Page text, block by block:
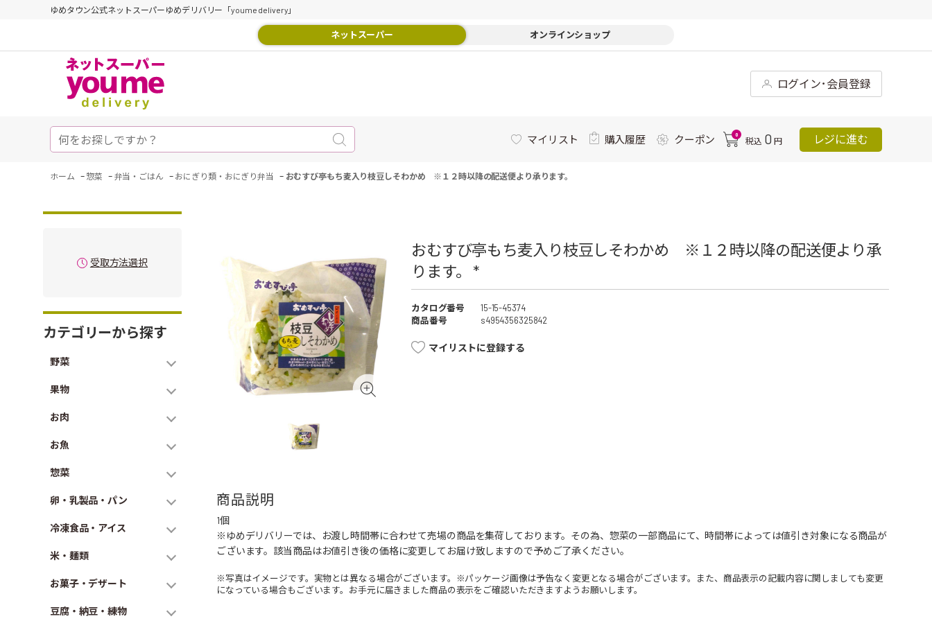
ゆめタウン公式ネットスーパーゆめデリバリー「youme delivery」
ネットスーパー オンラインショップ
ログイン･会員登録
マイリスト 購入履歴 クーポン 0
税込 0 円 レジに進む
ホーム - 惣菜 - 弁当・ごはん - おにぎり類・おにぎり弁当 - おむすび亭もち麦入り枝豆しそわかめ ※１２時以降の配送便より承ります。
受取方法選択
カテゴリーから探す
野菜
果物
お肉
お魚
惣菜
卵・乳製品・パン
冷凍食品・アイス
米・麺類
お菓子・デザート
豆腐・納豆・練物
おむすび亭もち麦入り枝豆しそわかめ ※１２時以降の配送便より承
ります。 *
カタログ番号
15-15-45374
商品番号
s4954356325842
マイリストに登録する
商品説明
1個
※ゆめデリバリーでは、お渡し時間帯に合わせて売場の商品を集荷しております。その為、惣菜の一部商品にて、時間帯によっては値引き対象になる商品が
ございます。該当商品はお値引き後の価格に変更してお届け致しますので予めご了承ください。
※写真はイメージです。実物とは異なる場合がございます。※パッケージ画像は予告なく変更となる場合がございます。また、商品表示の記載内容に関しましても変更
になっている場合もございます。お手元に届きました商品の表示をご確認いただきますようお願いします。